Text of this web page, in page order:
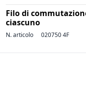
Filo di
ciascuno
N. articolo 020750 4F